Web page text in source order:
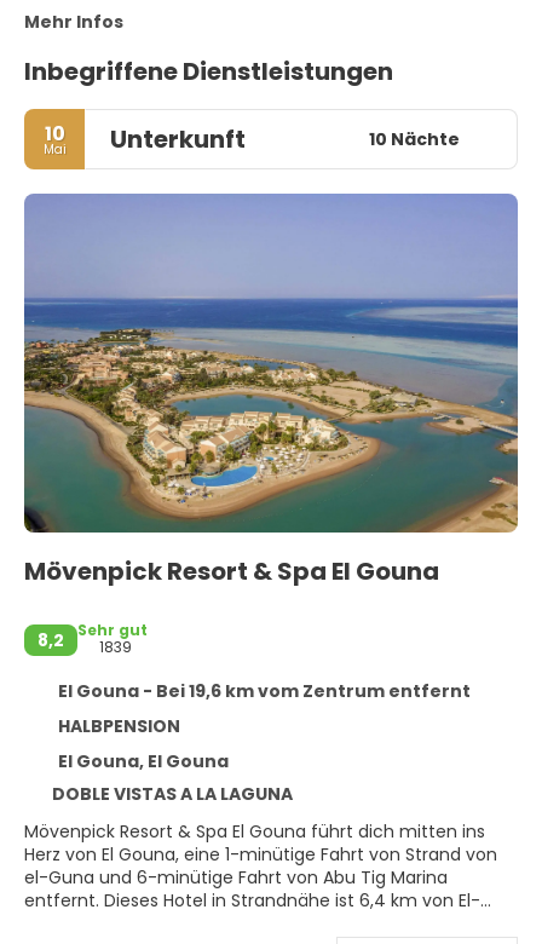
Mehr Infos
Inbegriffene Dienstleistungen
10
Mai Unterkunft 10 Nächte
Mövenpick Resort & Spa El Gouna
8,2
Sehr gut
1839
El Gouna - Bei 19,6 km vom Zentrum entfernt
HALBPENSION
El Gouna, El Gouna
DOBLE VISTAS A LA LAGUNA
Mövenpick Resort & Spa El Gouna führt dich mitten ins
Herz von El Gouna, eine 1-minütige Fahrt von Strand von
el-Guna und 6-minütige Fahrt von Abu Tig Marina
entfernt. Dieses Hotel in Strandnähe ist 6,4 km von El-